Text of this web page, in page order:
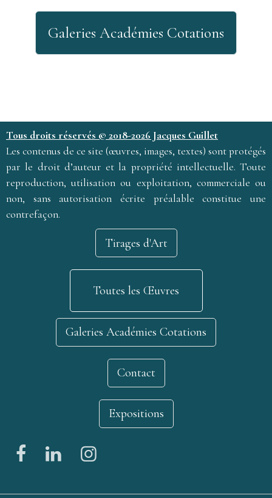
Galeries Académies Cotations
Tous droits réservés © 2018-2026 Jacques Guillet
Les contenus de ce site (œuvres, images, textes) sont protégés
par le droit d’auteur et la propriété intellectuelle. Toute
reproduction, utilisation ou exploitation, commerciale ou
non, sans autorisation écrite préalable constitue une
contrefaçon.
Tirages d'Art
Toutes les Œuvres
Galeries Académies Cotations
Contact
Expositions